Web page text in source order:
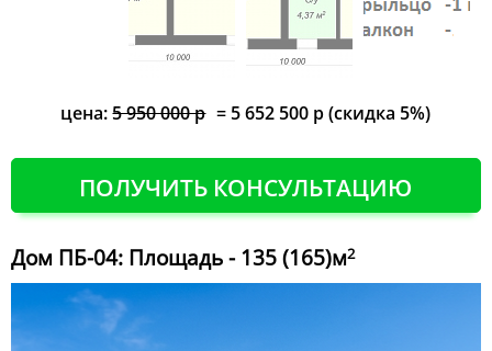
цена:5 950 000 р = 5 652 500 р (скидка 5%)
ПОЛУЧИТЬ КОНСУЛЬТАЦИЮ
Дом ПБ-04: Площадь - 135 (165)м2